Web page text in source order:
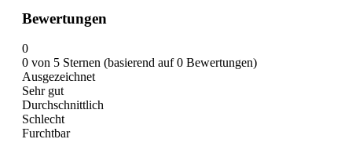
Bewertungen
0
0 von 5 Sternen (basierend auf 0 Bewertungen)
Ausgezeichnet
Sehr gut
Durchschnittlich
Schlecht
Furchtbar